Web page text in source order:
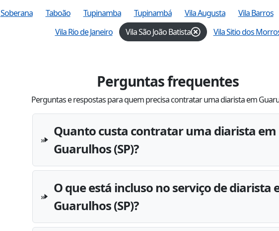
Soberana Taboão Tupinamba Tupinambá Vila Augusta Vila Barros
Vila Rio de Janeiro
Vila São João Batista Vila Sitio dos
Perguntas frequentes
Perguntas e respostas para quem precisa contratar uma diarista em
Quanto custa contratar uma diarista em
Guarulhos (SP)?
O que está incluso no serviço de diarista
Guarulhos (SP)?